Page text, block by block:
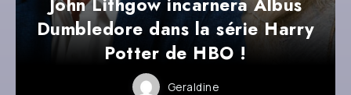
Dumbledore dans la série Harry
Potter de HBO !
Geraldine